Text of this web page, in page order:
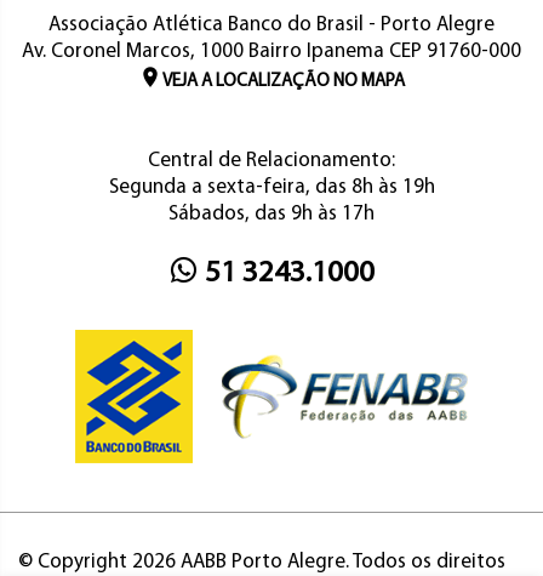
Associação Atlética Banco do Brasil - Porto Alegre
Av. Coronel Marcos, 1000 Bairro Ipanema CEP 91760-000
VEJA A LOCALIZAÇÃO NO MAPA
Central de Relacionamento:
Segunda a sexta-feira, das 8h às 19h
Sábados, das 9h às 17h
51 3243.1000
© Copyright 2026 AABB Porto Alegre. Todos os direitos